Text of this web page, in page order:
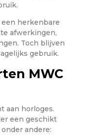
herkenbare
afwerkingen,
Toch blijven
gebruik.
MWC
aan horloges.
een geschikt
andere: